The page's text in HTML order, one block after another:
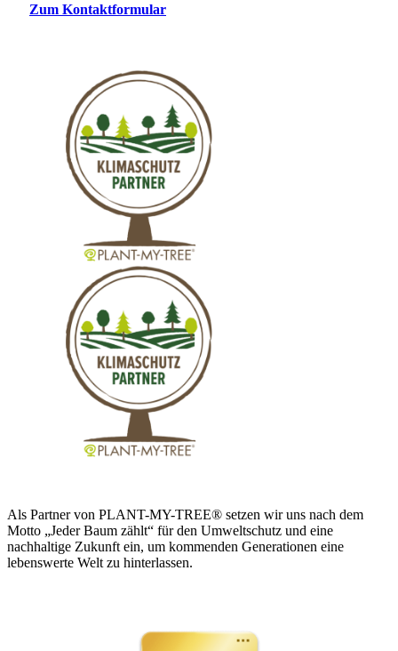
Zum Kontaktformular
Als Partner von PLANT-MY-TREE® setzen wir uns nach dem
Motto „Jeder Baum zählt“ für den Umweltschutz und eine
nachhaltige Zukunft ein, um kommenden Generationen eine
lebenswerte Welt zu hinterlassen.